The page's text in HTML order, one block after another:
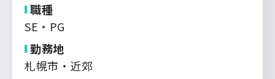
職種
SE・PG
勤務地
札幌市・近郊